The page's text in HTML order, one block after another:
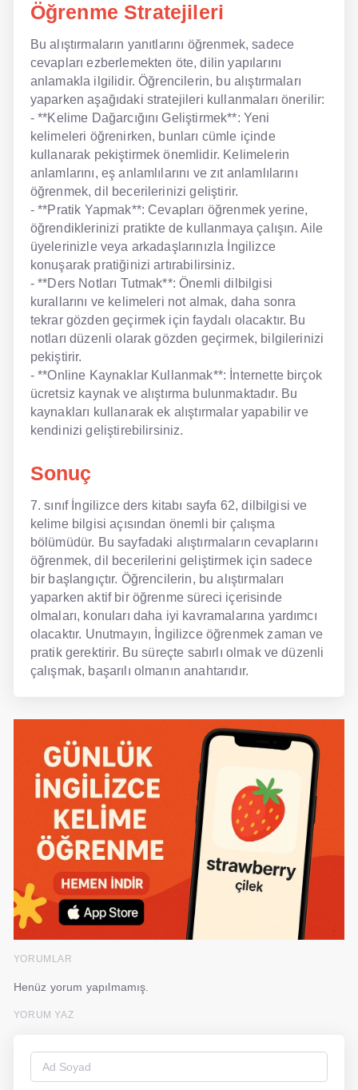
Öğrenme Stratejileri
Bu alıştırmaların yanıtlarını öğrenmek, sadece
cevapları ezberlemekten öte, dilin yapılarını
anlamakla ilgilidir. Öğrencilerin, bu alıştırmaları
yaparken aşağıdaki stratejileri kullanmaları önerilir:
- **Kelime Dağarcığını Geliştirmek**: Yeni
kelimeleri öğrenirken, bunları cümle içinde
kullanarak pekiştirmek önemlidir. Kelimelerin
anlamlarını, eş anlamlılarını ve zıt anlamlılarını
öğrenmek, dil becerilerinizi geliştirir.
- **Pratik Yapmak**: Cevapları öğrenmek yerine,
öğrendiklerinizi pratikte de kullanmaya çalışın. Aile
üyelerinizle veya arkadaşlarınızla İngilizce
konuşarak pratiğinizi artırabilirsiniz.
- **Ders Notları Tutmak**: Önemli dilbilgisi
kurallarını ve kelimeleri not almak, daha sonra
tekrar gözden geçirmek için faydalı olacaktır. Bu
notları düzenli olarak gözden geçirmek, bilgilerinizi
pekiştirir.
- **Online Kaynaklar Kullanmak**: İnternette birçok
ücretsiz kaynak ve alıştırma bulunmaktadır. Bu
kaynakları kullanarak ek alıştırmalar yapabilir ve
kendinizi geliştirebilirsiniz.
Sonuç
7. sınıf İngilizce ders kitabı sayfa 62, dilbilgisi ve
kelime bilgisi açısından önemli bir çalışma
bölümüdür. Bu sayfadaki alıştırmaların cevaplarını
öğrenmek, dil becerilerini geliştirmek için sadece
bir başlangıçtır. Öğrencilerin, bu alıştırmaları
yaparken aktif bir öğrenme süreci içerisinde
olmaları, konuları daha iyi kavramalarına yardımcı
olacaktır. Unutmayın, İngilizce öğrenmek zaman ve
pratik gerektirir. Bu süreçte sabırlı olmak ve düzenli
çalışmak, başarılı olmanın anahtarıdır.
YORUMLAR
Henüz yorum yapılmamış.
YORUM YAZ